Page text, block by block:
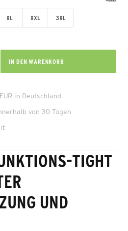
XL XXL 3XL
IN DEN WARENKORB
in Deutschland
von 30 Tagen
TIGHT
UND